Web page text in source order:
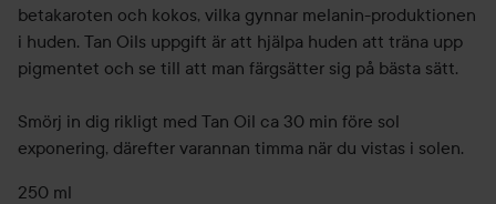
betakaroten och kokos, vilka gynnar melanin-produktionen
i huden. Tan Oils uppgift är att hjälpa huden att träna upp
pigmentet och se till att man färgsätter sig på bästa sätt.
Smörj in dig rikligt med Tan Oil ca 30 min före sol
exponering, därefter varannan timma när du vistas i solen.
250 ml